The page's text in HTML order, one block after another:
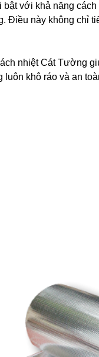
với khả năng
Điều này không chỉ
nhiệt Cát Tường
khô ráo và an